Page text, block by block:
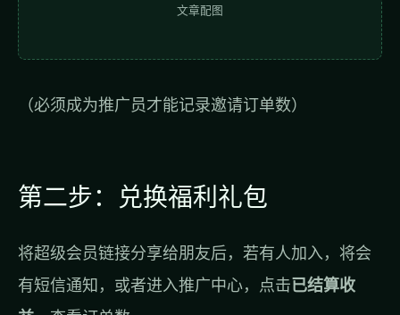
文章配图
（必须成为推广员才能记录邀请订单数）
第二步：兑换福利礼包
将超级会员链接分享给朋友后，若有人加入，将会
有短信通知，或者进入推广中心，点击已结算收